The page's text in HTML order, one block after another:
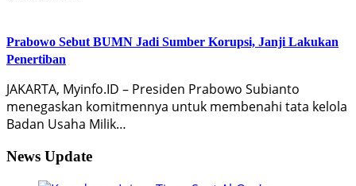
Prabowo Sebut BUMN Jadi Sumber Korupsi, Janji Lakukan
Penertiban
JAKARTA, Myinfo.ID – Presiden Prabowo Subianto
menegaskan komitmennya untuk membenahi tata kelola
Badan Usaha Milik…
News Update